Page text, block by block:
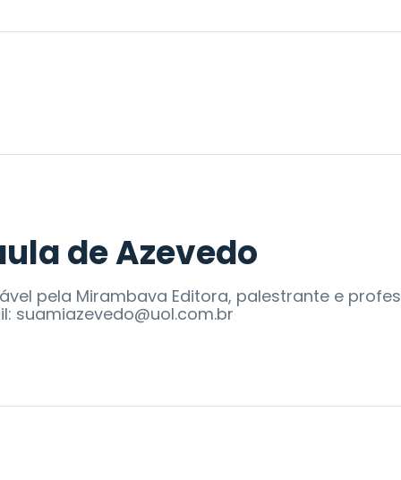
de Azevedo
pela Mirambava Editora, palestrante e
suamiazevedo@uol.com.br